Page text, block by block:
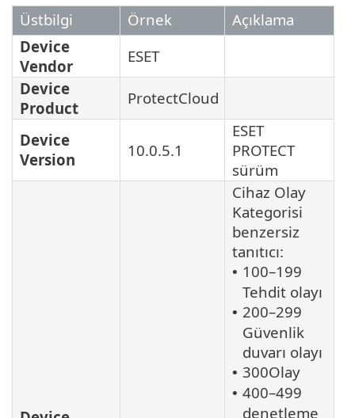
Üstbilgi Örnek
Açıklama
Device
Vendor
ESET
Device
Product
ProtectCloud
Device
Version
10.0.5.1
ESET
PROTECT
sürüm
Cihaz Olay
Kategorisi
benzersiz
tanıtıcı:
• 100–199
Tehdit olayı
• 200–299
Güvenlik
duvarı olayı
• 300Olay
• 400–499
denetleme